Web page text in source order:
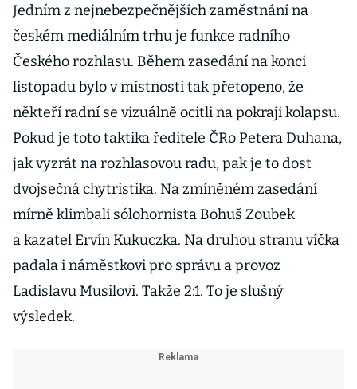
Jedním z nejnebezpečnějších zaměstnání na
českém mediálním trhu je funkce radního
Českého rozhlasu. Během zasedání na konci
listopadu bylo v místnosti tak přetopeno, že
někteří radní se vizuálně ocitli na pokraji kolapsu.
Pokud je toto taktika ředitele ČRo Petera Duhana,
jak vyzrát na rozhlasovou radu, pak je to dost
dvojsečná chytristika. Na zmíněném zasedání
mírně klimbali sólohornista Bohuš Zoubek
a kazatel Ervín Kukuczka. Na druhou stranu víčka
padala i náměstkovi pro správu a provoz
Ladislavu Musilovi. Takže 2:1. To je slušný
výsledek.